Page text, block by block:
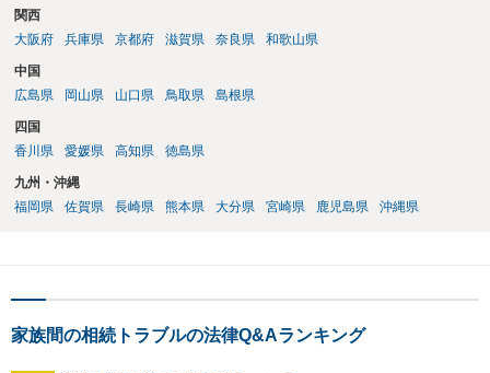
関西
大阪府
兵庫県 京都府 滋賀県 奈良県 和歌山県
中国
広島県
岡山県 山口県 鳥取県 島根県
四国
香川県
愛媛県 高知県 徳島県
九州・沖縄
福岡県
佐賀県 長崎県 熊本県 大分県 宮崎県 鹿児島県 沖縄県
家族間の相続トラブルの法律Q&Aランキング